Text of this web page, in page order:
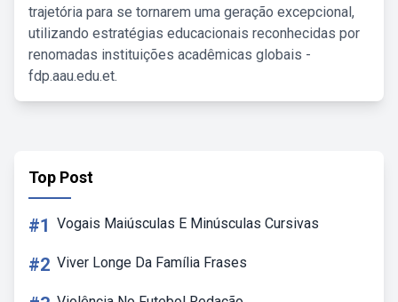
trajetória para se tornarem uma geração excepcional,
utilizando estratégias educacionais reconhecidas por
renomadas instituições acadêmicas globais -
fdp.aau.edu.et.
Top Post
#1 Vogais Maiúsculas E Minúsculas Cursivas
#2 Viver Longe Da Família Frases